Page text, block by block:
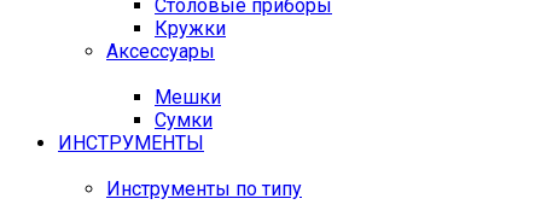
Столовые приборы
Кружки
Аксессуары
Мешки
Сумки
ИНСТРУМЕНТЫ
Инструменты по типу